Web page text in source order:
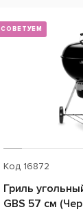
СОВЕТУЕМ
Код 16872
Гриль
GBS 57 см